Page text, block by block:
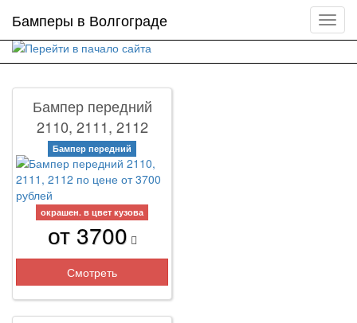
Меню
сайта
Бамперы в Волгограде
Бампер передний
2110, 2111, 2112
Бампер передний
окрашен. в цвет кузова
от 3700
Смотреть